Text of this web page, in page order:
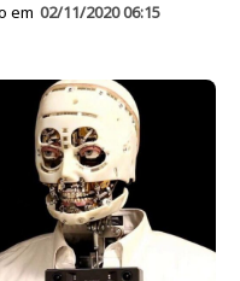
em 02/11/2020 06:15